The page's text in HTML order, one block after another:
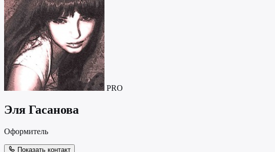
PRO
Эля Гасанова
Оформитель
Показать контакт